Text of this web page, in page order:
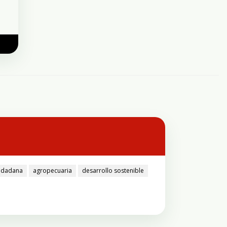
agropecuaria desarrollo sostenible